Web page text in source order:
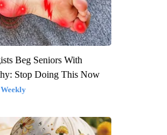
Beg Seniors With
Stop Doing This Now